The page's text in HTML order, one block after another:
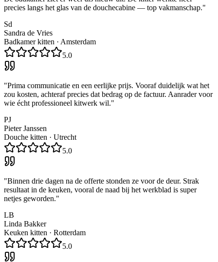
precies langs het glas van de douchecabine — top vakmanschap."
Sd
Sandra de Vries
Badkamer kitten · Amsterdam
5.0
"Prima communicatie en een eerlijke prijs. Vooraf duidelijk wat het
zou kosten, achteraf precies dat bedrag op de factuur. Aanrader voor
wie écht professioneel kitwerk wil."
PJ
Pieter Janssen
Douche kitten · Utrecht
5.0
"Binnen drie dagen na de offerte stonden ze voor de deur. Strak
resultaat in de keuken, vooral de naad bij het werkblad is super
netjes geworden."
LB
Linda Bakker
Keuken kitten · Rotterdam
5.0